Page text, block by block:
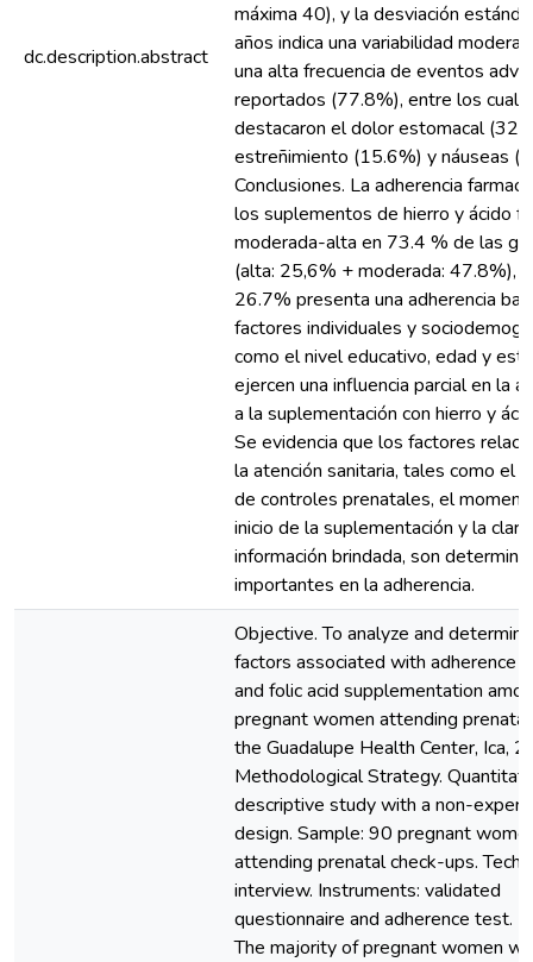
dc.description.abstract
máxima 40), y la desviación
años indica una variabilidad
una alta frecuencia de eventos
reportados (77.8%), entre los
destacaron el dolor estomacal
estreñimiento (15.6%) y náuseas
Conclusiones. La adherencia
los suplementos de hierro y ácido
moderada-alta en 73.4 % de las
(alta: 25,6% + moderada: 47.8%),
26.7% presenta una adherencia
factores individuales y
como el nivel educativo, edad y
ejercen una influencia parcial en la
a la suplementación con hierro y
Se evidencia que los factores
la atención sanitaria, tales como el
de controles prenatales, el
inicio de la suplementación y la
información brindada, son
importantes en la adherencia.
Objective. To analyze and
factors associated with adherence
and folic acid supplementation
pregnant women attending
the Guadalupe Health Center, Ica,
Methodological Strategy.
descriptive study with a non-
design. Sample: 90 pregnant
attending prenatal check-ups.
interview. Instruments: validated
questionnaire and adherence test.
The majority of pregnant women